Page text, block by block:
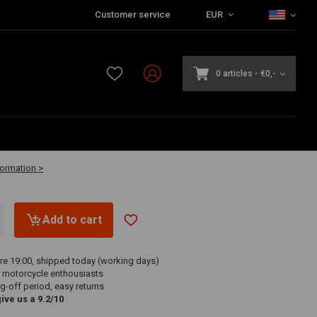
Customer service EUR
0 articles - €0,-
>
Add to cart
19:00, shipped today (working days)
enthousiasts
off period, easy returns
us a 9.2/10